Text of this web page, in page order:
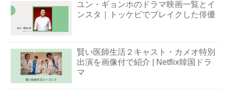
ユン・ギョンホのドラマ映画一覧とイ
ンスタ｜トッケビでブレイクした俳優
賢い医師生活２キャスト・カメオ特別
出演を画像付で紹介 | Netflix韓国ドラ
マ